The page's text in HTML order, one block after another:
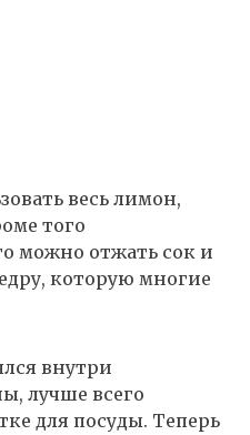
весь лимон,
того
можно отжать сок и
которую многие
внутри
лучше всего
для посуды. Теперь